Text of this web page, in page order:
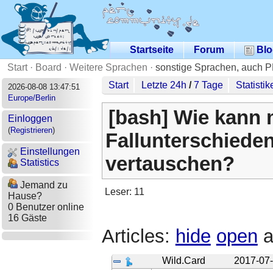
Startseite Forum
Start· Board · Weitere Sprachen · sonstige Sprachen, auch
2026-08-08 13:47:51
Europe/Berlin
Einloggen
(Registrieren)
Einstellungen
Statistics
Jemand zu
Hause?
0 Benutzer online
16 Gäste
Start Letzte 24h /7 Tage
[bash] Wie kann
vertauschen?
Leser: 11
Articles: hide open
Wild.Card 2017-